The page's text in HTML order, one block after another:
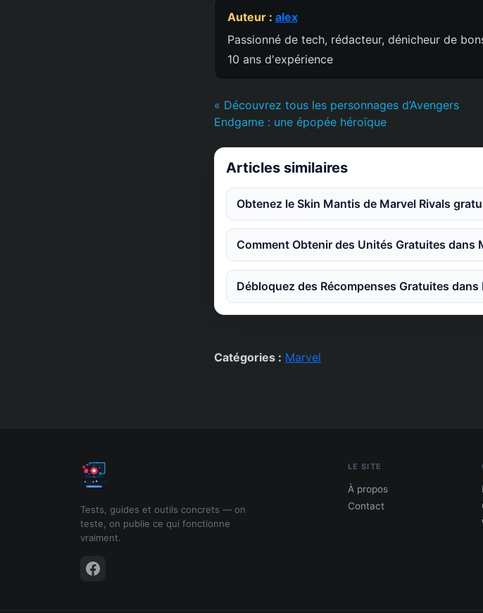
Auteur : alex
Passionné de tech, rédacteur, dénicheur de
10 ans d'expérience
« Découvrez tous les personnages d’Avengers
Endgame : une épopée héroïque
Articles similaires
Obtenez le Skin Mantis de Marvel Rivals
Comment Obtenir des Unités Gratuites dans
Débloquez des Récompenses Gratuites
Catégories : Marvel
Tests, guides et outils concrets — on
teste, on publie ce qui fonctionne
vraiment.
LE SITE
À propos
Contact